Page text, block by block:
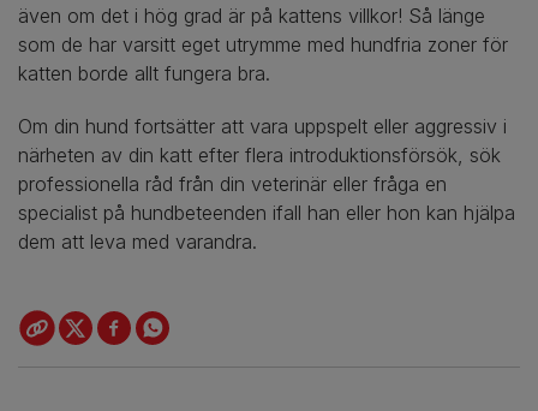
även om det i hög grad är på kattens villkor! Så länge
som de har varsitt eget utrymme med hundfria zoner för
katten borde allt fungera bra.
Om din hund fortsätter att vara uppspelt eller aggressiv i
närheten av din katt efter flera introduktionsförsök, sök
professionella råd från din veterinär eller fråga en
specialist på hundbeteenden ifall han eller hon kan hjälpa
dem att leva med varandra.